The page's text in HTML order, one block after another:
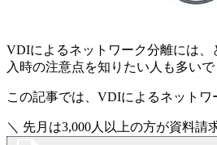
VDIによるネットワーク分離には
入時の注意点を知りたい人も多いで
この記事では、VDIによるネット
＼ 先月は3,000人以上の方が資料請